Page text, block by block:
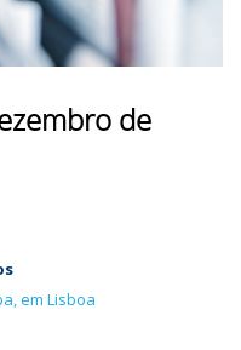
de
em Lisboa